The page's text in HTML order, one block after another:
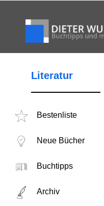
Literatur
Bestenliste
Neue Bücher
Buchtipps
Archiv